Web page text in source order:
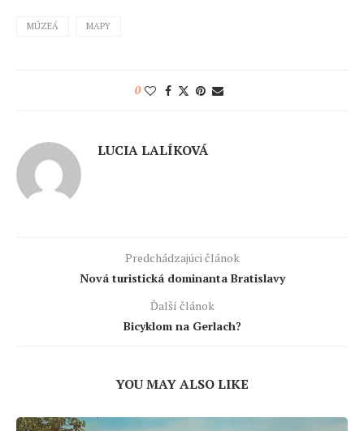
MÚZEÁ MAPY
0
LUCIA LALÍKOVÁ
Predchádzajúci článok
Nová turistická dominanta Bratislavy
Ďalší článok
Bicyklom na Gerlach?
YOU MAY ALSO LIKE